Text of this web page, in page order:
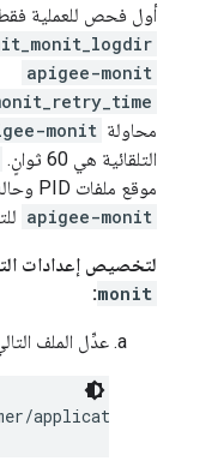
أول فحص للعملية
apigee-monit
محاولة monit
التلقائية هي 60 ثوانٍ.
موقع ملفات PID وحالة الملفات التي يستخدمها
apigee-monit
لتخصيص إعدادات
monit
:
عدِّل الملف
application/